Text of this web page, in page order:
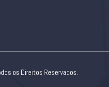
os Direitos Reservados.